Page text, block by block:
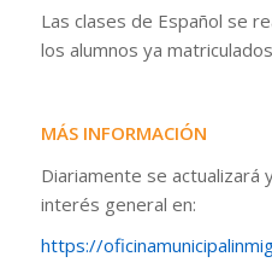
Las clases de Español se
los alumnos ya
MÁS INFORMACIÓN
Diariamente se actualizará
interés general en:
https://